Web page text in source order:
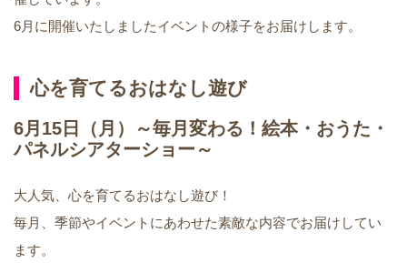
6月に開催いたしましたイベントの様子をお届けします。
心を育てるおはなし遊び
6月15日（月）～毎月変わる！絵本・おうた・
パネルシアターショー～
大人気、心を育てるおはなし遊び！
毎月、季節やイベントにあわせた素敵な内容でお届けしてい
ます。